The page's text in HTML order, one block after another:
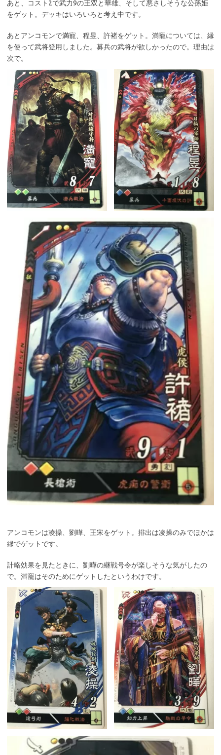
あと、コスト2で武力9の王双と華雄、そして悪さしそうな公孫姫
をゲット。デッキはいろいろと考え中です。
あとアンコモンで満寵、程昱、許褚をゲット。満寵については、縁
を使って武将登用しました。募兵の武将が欲しかったので。理由は
次で。
アンコモンは凌操、劉曄、王宋をゲット。排出は凌操のみでほかは
縁でゲットです。
計略効果を見たときに、劉曄の継戦号令が楽しそうな気がしたの
で。満寵はそのためにゲットしたというわけです。